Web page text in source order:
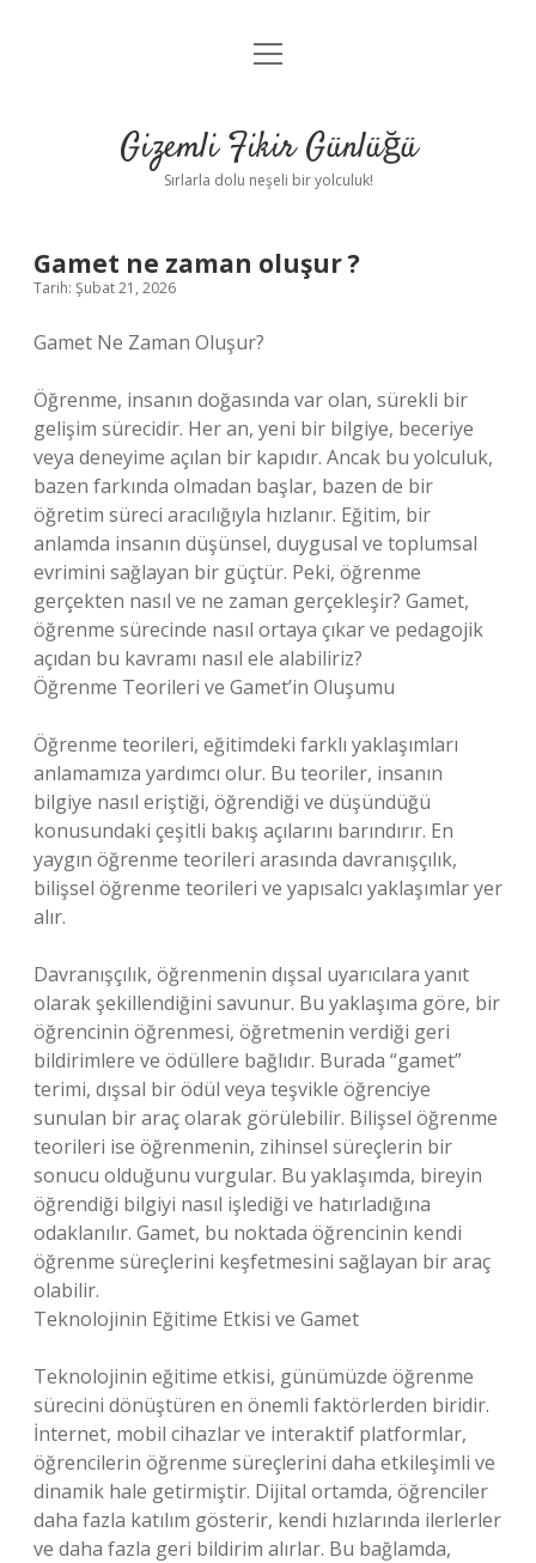
Anasayfa
Yasal Uyarı
menüyü
Gizemli Fikir Günlüğü
Sırlarla dolu neşeli bir yolculuk!
Gamet ne zaman oluşur ?
Tarih: Şubat 21, 2026
Gamet Ne Zaman Oluşur?
Öğrenme, insanın doğasında var olan, sürekli bir
gelişim sürecidir. Her an, yeni bir bilgiye, beceriye
veya deneyime açılan bir kapıdır. Ancak bu yolculuk,
bazen farkında olmadan başlar, bazen de bir
öğretim süreci aracılığıyla hızlanır. Eğitim, bir
anlamda insanın düşünsel, duygusal ve toplumsal
evrimini sağlayan bir güçtür. Peki, öğrenme
gerçekten nasıl ve ne zaman gerçekleşir? Gamet,
öğrenme sürecinde nasıl ortaya çıkar ve pedagojik
açıdan bu kavramı nasıl ele alabiliriz?
Öğrenme Teorileri ve Gamet’in Oluşumu
Öğrenme teorileri, eğitimdeki farklı yaklaşımları
anlamamıza yardımcı olur. Bu teoriler, insanın
bilgiye nasıl eriştiği, öğrendiği ve düşündüğü
konusundaki çeşitli bakış açılarını barındırır. En
yaygın öğrenme teorileri arasında davranışçılık,
bilişsel öğrenme teorileri ve yapısalcı yaklaşımlar yer
alır.
Davranışçılık, öğrenmenin dışsal uyarıcılara yanıt
olarak şekillendiğini savunur. Bu yaklaşıma göre, bir
öğrencinin öğrenmesi, öğretmenin verdiği geri
bildirimlere ve ödüllere bağlıdır. Burada “gamet”
terimi, dışsal bir ödül veya teşvikle öğrenciye
sunulan bir araç olarak görülebilir. Bilişsel öğrenme
teorileri ise öğrenmenin, zihinsel süreçlerin bir
sonucu olduğunu vurgular. Bu yaklaşımda, bireyin
öğrendiği bilgiyi nasıl işlediği ve hatırladığına
odaklanılır. Gamet, bu noktada öğrencinin kendi
öğrenme süreçlerini keşfetmesini sağlayan bir araç
olabilir.
Teknolojinin Eğitime Etkisi ve Gamet
Teknolojinin eğitime etkisi, günümüzde öğrenme
sürecini dönüştüren en önemli faktörlerden biridir.
İnternet, mobil cihazlar ve interaktif platformlar,
öğrencilerin öğrenme süreçlerini daha etkileşimli ve
dinamik hale getirmiştir. Dijital ortamda, öğrenciler
daha fazla katılım gösterir, kendi hızlarında ilerlerler
ve daha fazla geri bildirim alırlar. Bu bağlamda,